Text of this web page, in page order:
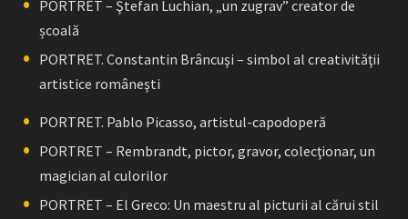
PORTRET – Ştefan Luchian, „un zugrav” creator de
școală
PORTRET. Constantin Brâncuşi – simbol al creativităţii
artistice româneşti
PORTRET. Pablo Picasso, artistul-capodoperă
PORTRET – Rembrandt, pictor, gravor, colecţionar, un
magician al culorilor
PORTRET – El Greco: Un maestru al picturii al cărui stil